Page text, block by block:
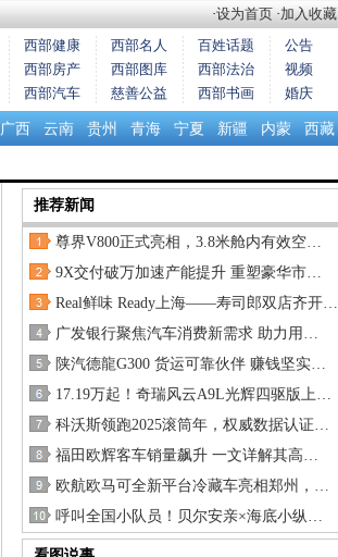
·设为首页 ·加入收藏
西部健康
西部房产
西部汽车
西部名人
西部图库
慈善公益
百姓话题
西部法治
西部书画
公告
视频
婚庆
广西 云南 贵州 青海 宁夏 新疆 内蒙 西藏
推荐新闻
尊界V800正式亮相，3.8米舱内有效空…
9X交付破万加速产能提升 重塑豪华市…
Real鲜味 Ready上海——寿司郎双店齐开…
广发银行聚焦汽车消费新需求 助力用…
陕汽德龍G300 货运可靠伙伴 赚钱坚实…
17.19万起！奇瑞风云A9L光辉四驱版上…
科沃斯领跑2025滚筒年，权威数据认证…
福田欧辉客车销量飙升 一文详解其高…
欧航欧马可全新平台冷藏车亮相郑州，…
呼叫全国小队员！贝尔安亲×海底小纵…